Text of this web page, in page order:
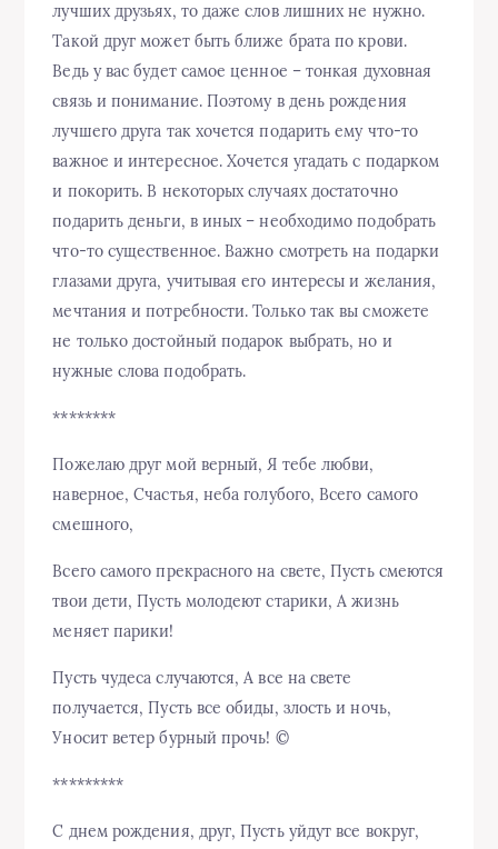
лучших друзьях, то даже слов лишних не нужно.
Такой друг может быть ближе брата по крови.
Ведь у вас будет самое ценное – тонкая духовная
связь и понимание. Поэтому в день рождения
лучшего друга так хочется подарить ему что-то
важное и интересное. Хочется угадать с подарком
и покорить. В некоторых случаях достаточно
подарить деньги, в иных – необходимо подобрать
что-то существенное. Важно смотреть на подарки
глазами друга, учитывая его интересы и желания,
мечтания и потребности. Только так вы сможете
не только достойный подарок выбрать, но и
нужные слова подобрать.
********
Пожелаю друг мой верный, Я тебе любви,
наверное, Счастья, неба голубого, Всего самого
смешного,
Всего самого прекрасного на свете, Пусть смеются
твои дети, Пусть молодеют старики, А жизнь
меняет парики!
Пусть чудеса случаются, А все на свете
получается, Пусть все обиды, злость и ночь,
Уносит ветер бурный прочь! ©
*********
С днем рождения, друг, Пусть уйдут все вокруг,